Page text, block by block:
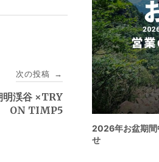
次の投稿 →
渓谷 ×TRY
ON TIMP5
2026年お盆期間
せ